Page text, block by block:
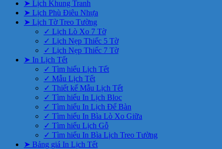
➤ Lịch Khung Tranh
➤ Lịch Phù Điêu Nhựa
➤ Lịch Tờ Treo Tường
✓ Lịch Lò Xo 7 Tờ
✓ Lịch Nẹp Thiếc 5 Tờ
✓ Lịch Nẹp Thiếc 7 Tờ
➤ In Lịch Tết
✓ Tìm hiểu Lịch Tết
✓ Mẫu Lịch Tết
✓ Thiết kế Mẫu Lịch Tết
✓ Tìm hiểu In Lịch Bloc
✓ Tìm hiểu In Lịch Để Bàn
✓ Tìm hiểu In Bìa Lò Xo Giữa
✓ Tìm hiểu Lịch Gỗ
✓ Tìm hiểu In Bìa Lịch Treo Tường
➤ Bảng giá In Lịch Tết